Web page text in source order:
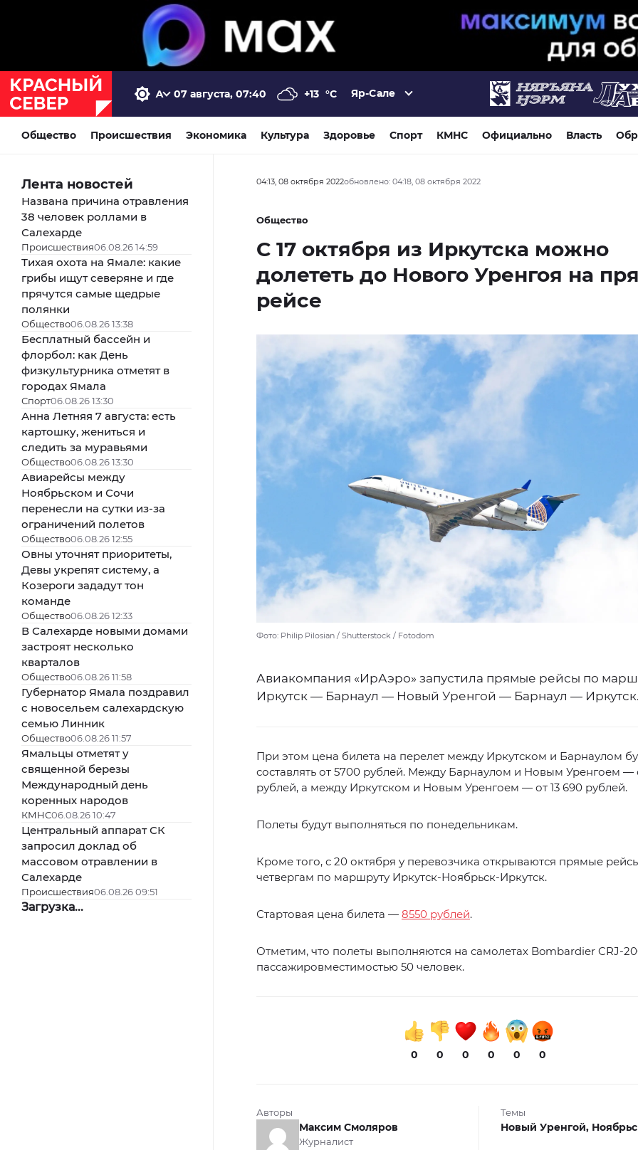
07 августа, 07:40 +13 °C Яр-Сале
Общество Происшествия Экономика Культура Здоровье Спорт КМНС Официально Власть
Лента новостей
Названа причина отравления
38 человек роллами в
Салехарде
Происшествия06.08.26 14:59
Тихая охота на Ямале: какие
грибы ищут северяне и где
прячутся самые щедрые
полянки
Общество06.08.26 13:38
Бесплатный бассейн и
флорбол: как День
физкультурника отметят в
городах Ямала
Спорт06.08.26 13:30
Анна Летняя 7 августа: есть
картошку, жениться и
следить за муравьями
Общество06.08.26 13:30
Авиарейсы между
Ноябрьском и Сочи
перенесли на сутки из-за
ограничений полетов
Общество06.08.26 12:55
Овны уточнят приоритеты,
Девы укрепят систему, а
Козероги зададут тон
команде
Общество06.08.26 12:33
В Салехарде новыми домами
застроят несколько
кварталов
Общество06.08.26 11:58
Губернатор Ямала поздравил
с новосельем салехардскую
семью Линник
Общество06.08.26 11:57
Ямальцы отметят у
священной березы
Международный день
коренных народов
КМНС06.08.26 10:47
Центральный аппарат СК
запросил доклад об
массовом отравлении в
Салехарде
Происшествия06.08.26 09:51
Загрузка...
04:13, 08 октября 2022обновлено: 04:18, 08 октября 2022
Общество
С 17 октября из Иркутска можно
долететь до Нового Уренгоя на
рейсе
Фото: Philip Pilosian / Shutterstock / Fotodom
Авиакомпания «ИрАэро» запустила прямые рейсы по
Иркутск — Барнаул — Новый Уренгой — Барнаул —
При этом цена билета на перелет между Иркутском и Барнаулом
составлять от 5700 рублей. Между Барнаулом и Новым Уренгоем —
рублей, а между Иркутском и Новым Уренгоем — от 13 690 рублей.
Полеты будут выполняться по понедельникам.
Кроме того, с 20 октября у перевозчика открываются прямые
четвергам по маршруту Иркутск-Ноябрьск-Иркутск.
Стартовая цена билета — 8550 рублей.
Отметим, что полеты выполняются на самолетах Bombardier CRJ-
пассажировместимостью 50 человек.
0 0 0 0 0 0
Авторы
Максим Смоляров
Журналист
Темы
Новый Уренгой,